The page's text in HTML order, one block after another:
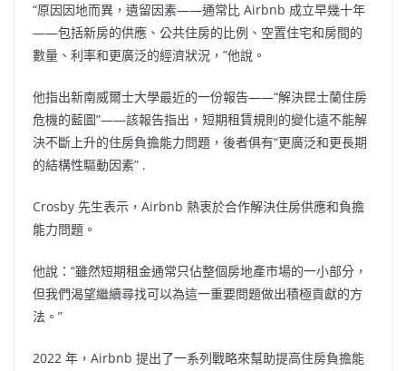
“原因因地而異，遺留因素——通常比 Airbnb 成立早幾十年
——包括新房的供應、公共住房的比例、空置住宅和房間的
數量、利率和更廣泛的經濟狀況，”他說。
他指出新南威爾士大學最近的一份報告——“解決昆士蘭住房
危機的藍圖”——該報告指出，短期租賃規則的變化遠不能解
決不斷上升的住房負擔能力問題，後者俱有“更廣泛和更長期
的結構性驅動因素” .
Crosby 先生表示，Airbnb 熱衷於合作解決住房供應和負擔
能力問題。
他說：“雖然短期租金通常只佔整個房地產市場的一小部分，
但我們渴望繼續尋找可以為這一重要問題做出積極貢獻的方
法。”
2022 年，Airbnb 提出了一系列戰略來幫助提高住房負擔能